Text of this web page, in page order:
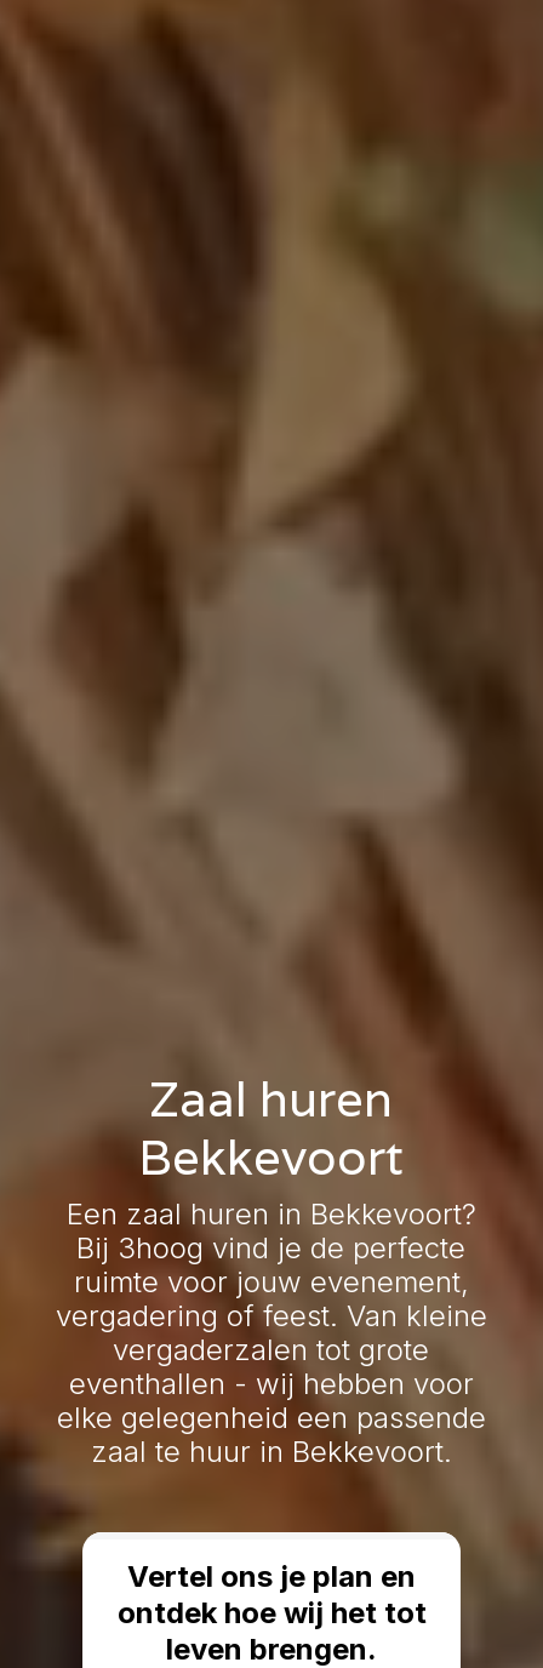
Zaal huren
Bekkevoort
Een zaal huren in Bekkevoort?
Bij 3hoog vind je de perfecte
ruimte voor jouw evenement,
vergadering of feest. Van kleine
vergaderzalen tot grote
eventhallen - wij hebben voor
elke gelegenheid een passende
zaal te huur in Bekkevoort.